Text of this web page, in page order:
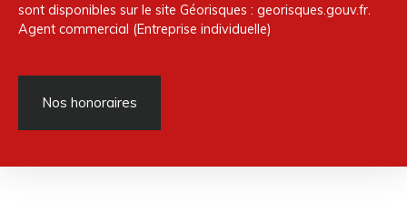
sont disponibles sur le site Géorisques : georisques.gouv.fr.
Agent commercial (Entreprise individuelle)
Nos honoraires